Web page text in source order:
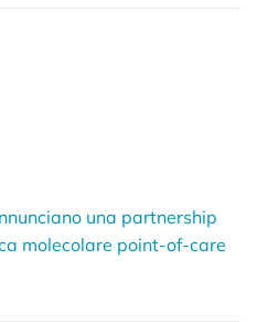
una partnership
molecolare point-of-care